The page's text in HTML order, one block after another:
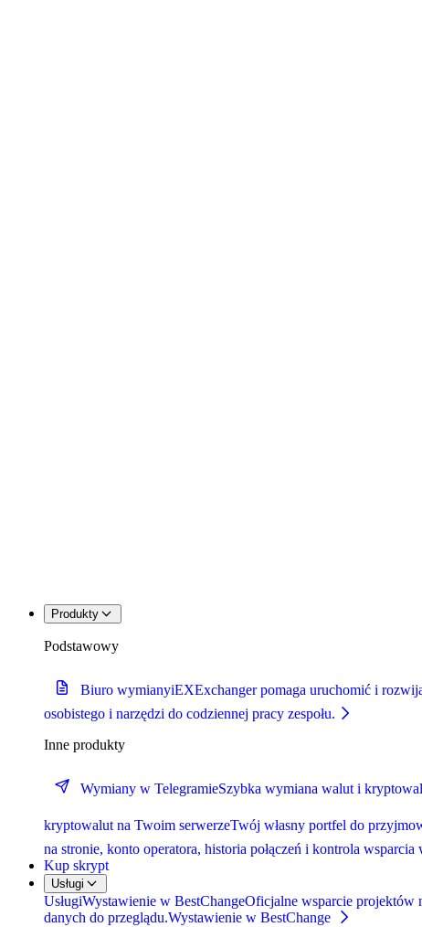
Produkty
Podstawowy
Biuro wymianyiEXExchanger pomaga uruchomić i
osobistego i narzędzi do codziennej pracy zespołu.
Inne produkty
Wymiany w TelegramieSzybka wymiana walut i
kryptowalut na Twoim serwerzeTwój własny portfel do
na stronie, konto operatora, historia połączeń i kontrola
Kup skrypt
Usługi
UsługiWystawienie w BestChangeOficjalne wsparcie projektów
danych do przeglądu.Wystawienie w BestChange